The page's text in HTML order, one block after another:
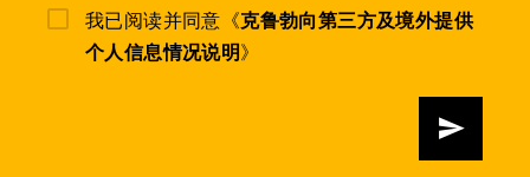
我已阅读并同意《克鲁勃向第三方及境外提供
个人信息情况说明》
发送